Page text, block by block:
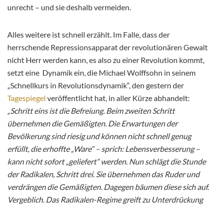
unrecht – und sie deshalb vermeiden.
Alles weitere ist schnell erzählt. Im Falle, dass der
herrschende Repressionsapparat der revolutionären Gewalt
nicht Herr werden kann, es also zu einer Revolution kommt,
setzt eine Dynamik ein, die Michael Wolffsohn in seinem
„Schnellkurs in Revolutionsdynamik“, den gestern der
Tagespiegel veröffentlicht hat, in aller Kürze abhandelt:
„Schritt eins ist die Befreiung. Beim zweiten Schritt
übernehmen die Gemäßigten. Die Erwartungen der
Bevölkerung sind riesig und können nicht schnell genug
erfüllt, die erhoffte „Ware“ – sprich: Lebensverbesserung –
kann nicht sofort „geliefert“ werden. Nun schlägt die Stunde
der Radikalen, Schritt drei. Sie übernehmen das Ruder und
verdrängen die Gemäßigten. Dagegen bäumen diese sich auf.
Vergeblich. Das Radikalen-Regime greift zu Unterdrückung